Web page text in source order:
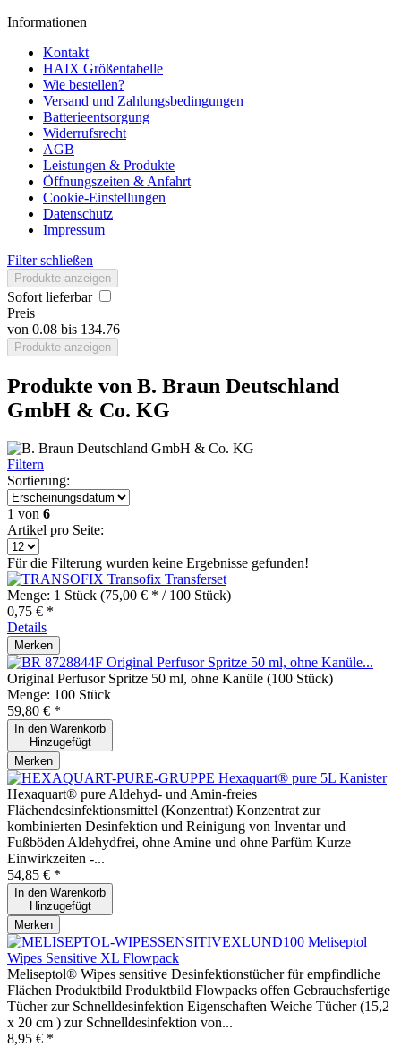
Informationen
Kontakt
HAIX Größentabelle
Wie bestellen?
Versand und Zahlungsbedingungen
Batterieentsorgung
Widerrufsrecht
AGB
Leistungen & Produkte
Öffnungszeiten & Anfahrt
Cookie-Einstellungen
Datenschutz
Impressum
Filter schließen
Produkte anzeigen
Sofort lieferbar
Preis
von 0.08 bis 134.76
Produkte anzeigen
Produkte von B. Braun Deutschland
GmbH & Co. KG
Filtern
Sortierung:
1 von 6
Artikel pro Seite:
Für die Filterung wurden keine Ergebnisse gefunden!
Transofix Transferset
Menge: 1 Stück (75,00 € * / 100 Stück)
0,75 € *
Details
Merken
Original Perfusor Spritze 50 ml, ohne Kanüle...
Original Perfusor Spritze 50 ml, ohne Kanüle (100 Stück)
Menge: 100 Stück
59,80 € *
In den Warenkorb
Hinzugefügt
Merken
Hexaquart® pure 5L Kanister
Hexaquart® pure Aldehyd- und Amin-freies
Flächendesinfektionsmittel (Konzentrat) Konzentrat zur
kombinierten Desinfektion und Reinigung von Inventar und
Fußböden Aldehydfrei, ohne Amine und ohne Parfüm Kurze
Einwirkzeiten -...
54,85 € *
In den Warenkorb
Hinzugefügt
Merken
Meliseptol
Wipes Sensitive XL Flowpack
Meliseptol® Wipes sensitive Desinfektionstücher für empfindliche
Flächen Produktbild Produktbild Flowpacks offen Gebrauchsfertige
Tücher zur Schnelldesinfektion Eigenschaften Weiche Tücher (15,2
x 20 cm ) zur Schnelldesinfektion von...
8,95 € *